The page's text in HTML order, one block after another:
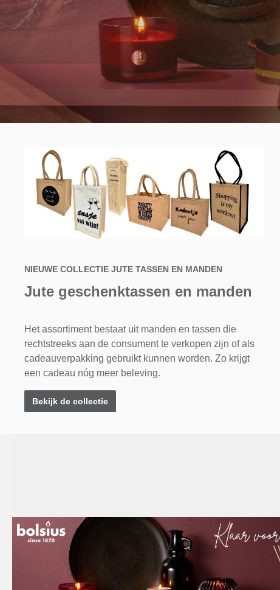
Accessoires kaarsen Displays
NIEUWE COLLECTIE JUTE TASSEN EN MANDEN
Jute geschenktassen en manden
Het assortiment bestaat uit manden en tassen die
rechtstreeks aan de consument te verkopen zijn of als
cadeauverpakking gebruikt kunnen worden. Zo krijgt
een cadeau nóg meer beleving.
Bekijk de collectie